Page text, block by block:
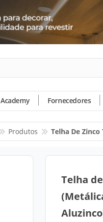
Academy Fornecedores
Produtos Telha De
Telha